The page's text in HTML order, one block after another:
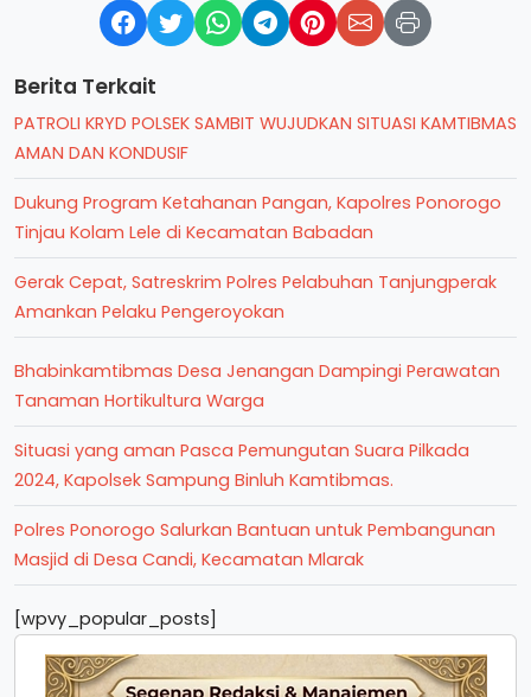
Berita Terkait
PATROLI KRYD POLSEK SAMBIT WUJUDKAN SITUASI KAMTIBMAS
AMAN DAN KONDUSIF
Dukung Program Ketahanan Pangan, Kapolres Ponorogo
Tinjau Kolam Lele di Kecamatan Babadan
Gerak Cepat, Satreskrim Polres Pelabuhan Tanjungperak
Amankan Pelaku Pengeroyokan
Bhabinkamtibmas Desa Jenangan Dampingi Perawatan
Tanaman Hortikultura Warga
Situasi yang aman Pasca Pemungutan Suara Pilkada
2024, Kapolsek Sampung Binluh Kamtibmas.
Polres Ponorogo Salurkan Bantuan untuk Pembangunan
Masjid di Desa Candi, Kecamatan Mlarak
[wpvy_popular_posts]